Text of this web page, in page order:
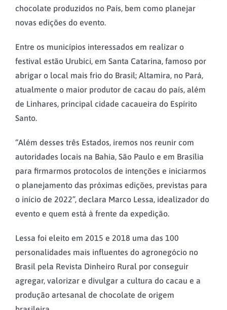
chocolate produzidos no País, bem como planejar
novas edições do evento.
Entre os municípios interessados em realizar o
festival estão Urubici, em Santa Catarina, famoso por
abrigar o local mais frio do Brasil; Altamira, no Pará,
atualmente o maior produtor de cacau do país, além
de Linhares, principal cidade cacaueira do Espírito
Santo.
“Além desses três Estados, iremos nos reunir com
autoridades locais na Bahia, São Paulo e em Brasília
para firmarmos protocolos de intenções e iniciarmos
o planejamento das próximas edições, previstas para
o início de 2022”, declara Marco Lessa, idealizador do
evento e quem está à frente da expedição.
Lessa foi eleito em 2015 e 2018 uma das 100
personalidades mais influentes do agronegócio no
Brasil pela Revista Dinheiro Rural por conseguir
agregar, valorizar e divulgar a cultura do cacau e a
produção artesanal de chocolate de origem